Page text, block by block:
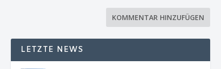
LETZTE NEWS